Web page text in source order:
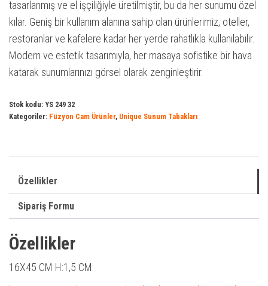
tasarlanmış ve el işçiliğiyle üretilmiştir, bu da her sunumu özel
kılar. Geniş bir kullanım alanına sahip olan ürünlerimiz, oteller,
restoranlar ve kafelere kadar her yerde rahatlıkla kullanılabilir.
Modern ve estetik tasarımıyla, her masaya sofistike bir hava
katarak sunumlarınızı görsel olarak zenginleştirir.
Stok kodu: YS 249 32
Kategoriler: Füzyon Cam Ürünler, Unique Sunum Tabakları
Özellikler
Sipariş Formu
Özellikler
16X45 CM H:1,5 CM